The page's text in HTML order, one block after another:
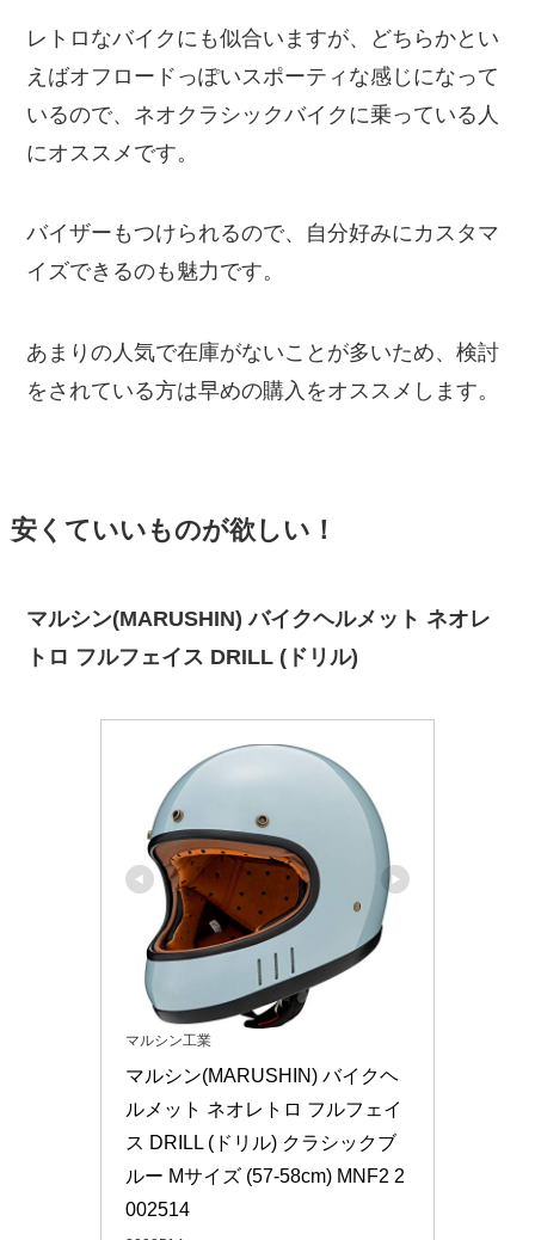
レトロなバイクにも似合いますが、どちらかとい
えばオフロードっぽいスポーティな感じになって
いるので、ネオクラシックバイクに乗っている人
にオススメです。
バイザーもつけられるので、自分好みにカスタマ
イズできるのも魅力です。
あまりの人気で在庫がないことが多いため、検討
をされている方は早めの購入をオススメします。
安くていいものが欲しい！
マルシン(MARUSHIN) バイクヘルメット ネオレ
トロ フルフェイス DRILL (ドリル)
マルシン工業
マルシン(MARUSHIN) バイクヘ
ルメット ネオレトロ フルフェイ
ス DRILL (ドリル) クラシックブ
ルー Mサイズ (57-58cm) MNF2 2
002514